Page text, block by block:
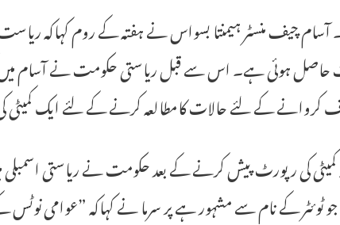
آسام چیف منسٹر ہیمنتا بسواس نے ہفتہ کے روم کہاکہ
حاصل ہوئی ہے۔ اس سے قبل ریاستی حکومت نے آسام میں
کروانے کے لئے حالات کامطالعہ کرنے کے لئے ایک کمیٹی
کمیٹی کی رپورٹ پیش کرنے کے بعد حکومت نے ریاستی
کے نام سے مشہور ہے پر سرما نے کہاکہ ”عوامی نوٹس کے جواب میں ہمیں